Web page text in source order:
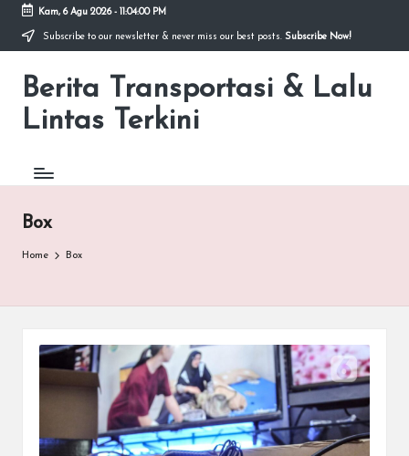
Skip
content
Kam, 6 Agu 2026- 11:04:00 PM
Subscribe to our newsletter & never miss our best posts. Subscribe Now!
Berita Transportasi & Lalu
Lintas Terkini
premancity.biz.id
Box
Home Box